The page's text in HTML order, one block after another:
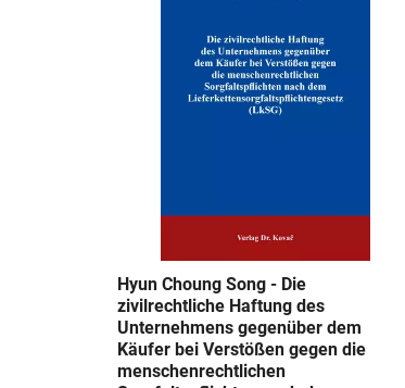
Hyun Choung Song - Die
zivilrechtliche Haftung des
Unternehmens gegenüber dem
Käufer bei Verstößen gegen die
menschenrechtlichen